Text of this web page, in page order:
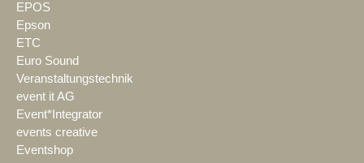
EPOS
Epson
ETC
Euro Sound
Veranstaltungstechnik
event it AG
Event*Integrator
events creative
Eventshop